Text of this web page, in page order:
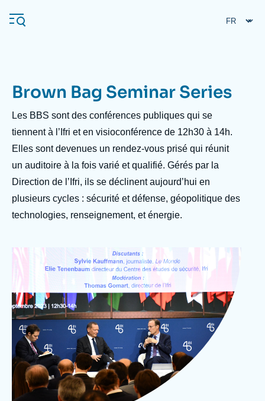
au
contenu
Navigation
principale
L'Ifri
Analyses
Événements
Se connecter
Nous soutenir
À propos de l'Ifri
L'Ifri en bref
Recherches fréquentes
Proche-Orient
Brown Bag Seminar Series
Les BBS sont des conférences publiques qui se
tiennent à l’Ifri et en visioconférence de 12h30 à 14h.
Elles sont devenues un rendez-vous prisé qui réunit
un auditoire à la fois varié et qualifié. Gérés par la
Direction de l’Ifri, ils se déclinent aujourd’hui en
plusieurs cycles : sécurité et défense, géopolitique des
technologies, renseignement, et énergie.
Image
Taxonomie